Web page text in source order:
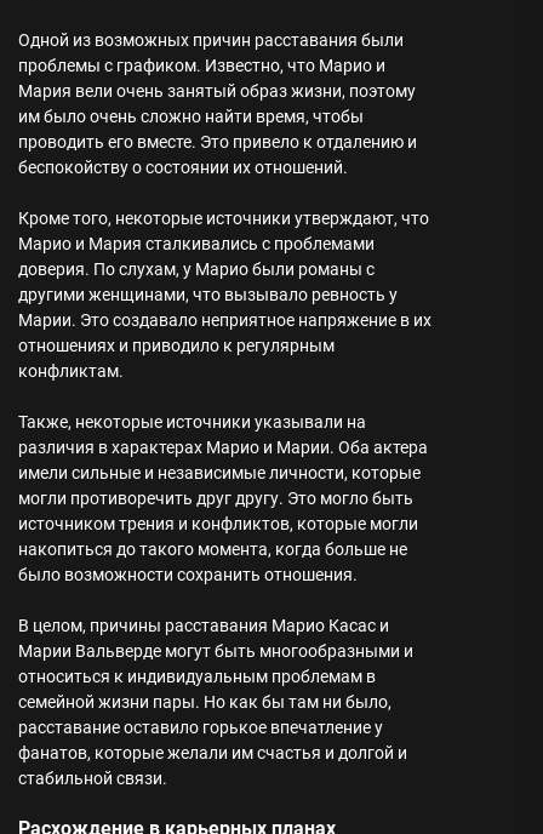
Одной из возможных причин расставания были
проблемы с графиком. Известно, что Марио и
Мария вели очень занятый образ жизни, поэтому
им было очень сложно найти время, чтобы
проводить его вместе. Это привело к отдалению и
беспокойству о состоянии их отношений.
Кроме того, некоторые источники утверждают, что
Марио и Мария сталкивались с проблемами
доверия. По слухам, у Марио были романы с
другими женщинами, что вызывало ревность у
Марии. Это создавало неприятное напряжение в их
отношениях и приводило к регулярным
конфликтам.
Также, некоторые источники указывали на
различия в характерах Марио и Марии. Оба актера
имели сильные и независимые личности, которые
могли противоречить друг другу. Это могло быть
источником трения и конфликтов, которые могли
накопиться до такого момента, когда больше не
было возможности сохранить отношения.
В целом, причины расставания Марио Касас и
Марии Вальверде могут быть многообразными и
относиться к индивидуальным проблемам в
семейной жизни пары. Но как бы там ни было,
расставание оставило горькое впечатление у
фанатов, которые желали им счастья и долгой и
стабильной связи.
Расхождение в карьерных планах